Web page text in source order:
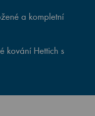
a kompletní
kování Hettich s